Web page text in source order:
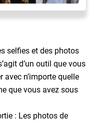
selfies et des photos
d’un outil que vous
n’importe quelle
que vous avez sous
: Les photos de